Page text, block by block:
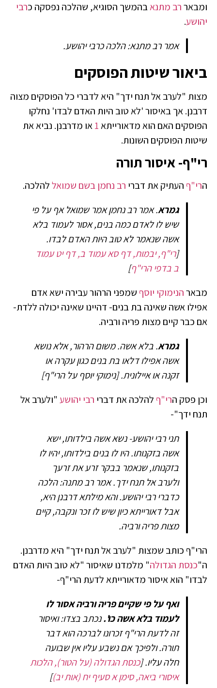
ומבאררב מתנאבהמשך הסוגיא, שהלכה נפסקה כרבי
יהושע.
אמר רב מתנא: הלכה כרבי יהושע.
ביאור שיטות הפוסקים
מצות "לערב אל תנח ידך" היא לדברי כל הפוסקים מצוה
דרבנן. אך באיסור 'לא טוב היות האדם לבדו' נחלקו
הפוסקים האם הוא מדאורייתא1או מדרבנן. נביא את
שיטות הפוסקים השונות.
רי"ף- איסור תורה
הרי"ףהעתיק את דברי רב נחמן בשם שמואללהלכה.
גמרא. אמר רב נחמן אמר שמואל אף על פי
שיש לו לאדם כמה בנים, אסור לעמוד בלא
אשה שנאמר לא טוב היות האדם לבדו.
[רי"ף, יבמות, דף סא עמוד ב, דף יט עמוד
ב בדפי הרי"ף]
מבארהנימוקי יוסףשמפני הרהור עבירה ישא אדם
אפילו אשה שאינה בת בנים- דהיינו שאינה יכולה ללדת-
אם כבר קיים מצות פריה ורביה.
גמרא. בלא אשה. משום הרהור, אלא נושא
אשה אפילו דלאו בת בנים כגון עקרה או
זקנה או איילונית.[נימוקי יוסף על הרי"ף]
וכן פסק הרי"ףלהלכה את דברי רבי יהושע "ולערב אל
תנח ידך"-
תני רבי יהושע- נשא אשה בילדותו, ישא
אשה בזקנותו. היו לו בנים בילדותו, יהיו לו
בזקנותו, שנאמר בבקר זרע את זרעך
ולערב אל תנח ידך. אמר רב מתנה: הלכה
כדברי רבי יהושע. והא מילתא דרבנן היא,
אבל דאורייתא כיון שיש לו זכר ונקבה, קיים
מצות פריה ורביה.
הרי"ף כותב שמצות "לערב אל תנח ידך" היא מדרבנן.
ה"כנסת הגדולה" מלמדנו שאיסור "לא טוב היות האדם
לבדו" הוא איסור מדאורייתא לדעת הרי"ף-
ואף על פי שקיים פריה ורביה אסור לו
לעמוד בלא אשה כו'.נכתב בצדו: ואיסור
זה לדעת הרי"ף זכרונו לברכה הוא דבר
תורה. ולפיכך אם נשבע עליו אין שבועה
חלה עליו.[כנסת הגדולה (על הטור), הלכות
איסורי ביאה, סימן א סעיף יח (אות יב)]